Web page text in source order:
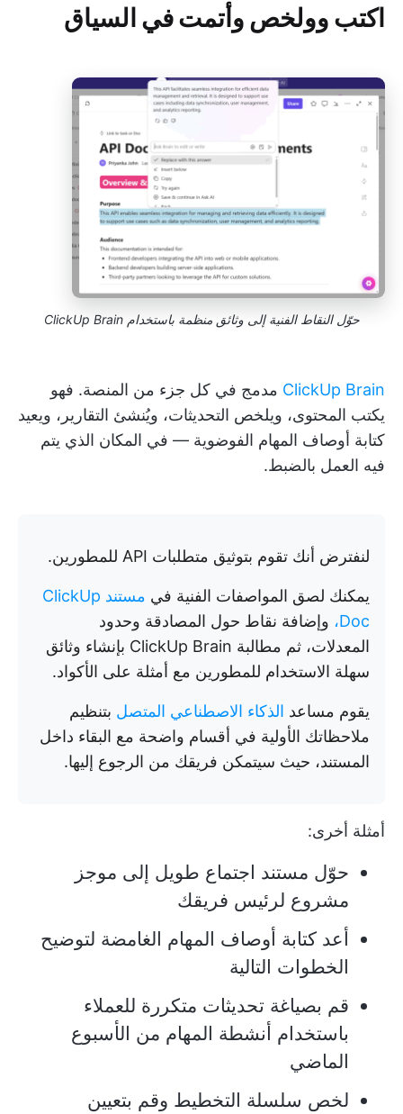
اكتب وولخص وأتمت في السياق
حوّل النقاط الفنية إلى وثائق منظمة باستخدام ClickUp Brain
ClickUp Brain مدمج في كل جزء من المنصة. فهو
يكتب المحتوى، ويلخص التحديثات، ويُنشئ التقارير، ويعيد
كتابة أوصاف المهام الفوضوية — في المكان الذي يتم
فيه العمل بالضبط.
لنفترض أنك تقوم بتوثيق متطلبات API للمطورين.
يمكنك لصق المواصفات الفنية في
مستند ClickUp
Doc،
وإضافة نقاط حول المصادقة وحدود
المعدلات، ثم مطالبة ClickUp Brain بإنشاء وثائق
سهلة الاستخدام للمطورين مع أمثلة على الأكواد.
يقوم مساعد الذكاء الاصطناعي المتصل بتنظيم
ملاحظاتك الأولية في أقسام واضحة مع البقاء داخل
المستند، حيث سيتمكن فريقك من الرجوع إليها.
أمثلة أخرى:
حوّل مستند اجتماع طويل إلى موجز
مشروع لرئيس فريقك
أعد كتابة أوصاف المهام الغامضة لتوضيح
الخطوات التالية
قم بصياغة تحديثات متكررة للعملاء
باستخدام أنشطة المهام من الأسبوع
الماضي
لخص سلسلة التخطيط وقم بتعيين